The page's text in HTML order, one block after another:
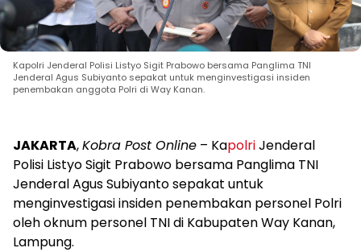
Kapolri Jenderal Polisi Listyo Sigit Prabowo bersama Panglima TNI
Jenderal Agus Subiyanto sepakat untuk menginvestigasi insiden
penembakan anggota Polri di Way Kanan.
JAKARTA,Kobra Post Online – KapolriJenderal
Polisi Listyo Sigit Prabowo bersama Panglima TNI
Jenderal Agus Subiyanto sepakat untuk
menginvestigasi insiden penembakan personel Polri
oleh oknum personel TNI di Kabupaten Way Kanan,
Lampung.